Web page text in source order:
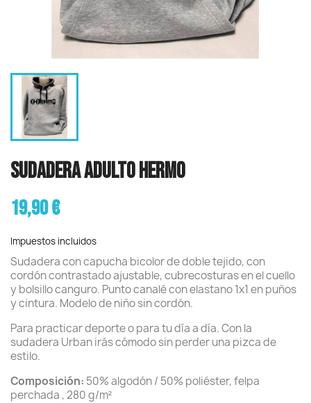
SUDADERA ADULTO HERMO
19,90 €
Impuestos incluidos
Sudadera con capucha bicolor de doble tejido, con
cordón contrastado ajustable, cubrecosturas en el cuello
y bolsillo canguro. Punto canalé con elastano 1x1 en puños
y cintura. Modelo de niño sin cordón.
Para practicar deporte o para tu día a día. Con la
sudadera Urban irás cómodo sin perder una pizca de
estilo.
Composición: 50% algodón / 50% poliéster, felpa
perchada , 280 g/m²